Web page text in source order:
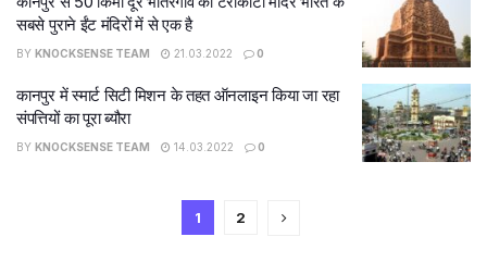
सबसे पुराने ईंट मंदिरों में से एक है
BY KNOCKSENSE TEAM 21.03.2022 0
कानपुर में स्मार्ट सिटी मिशन के तहत ऑनलाइन किया जा रहा
संपत्तियों का पूरा ब्यौरा
BY KNOCKSENSE TEAM 14.03.2022 0
1 2